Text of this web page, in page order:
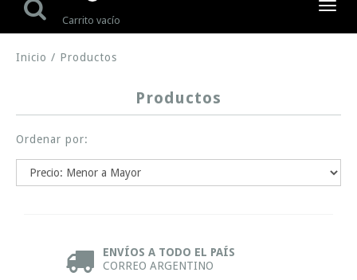
Carrito vacío
Inicio / Productos
Productos
Ordenar por:
ENVÍOS A TODO EL PAÍS
CORREO ARGENTINO